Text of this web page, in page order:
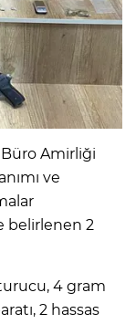
Amirliği
ve
belirlenen 2
4 gram
2 hassas